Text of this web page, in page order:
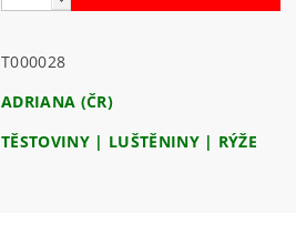
T000028
ADRIANA (ČR)
TĚSTOVINY | LUŠTĚNINY | RÝŽE